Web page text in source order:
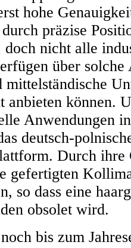
hohe
präzise
doch nicht alle
über
anbieten können.
Anwendungen
deutsch-
Durch ihre
gefertigten
so dass eine
obsolet wird.
bis zum